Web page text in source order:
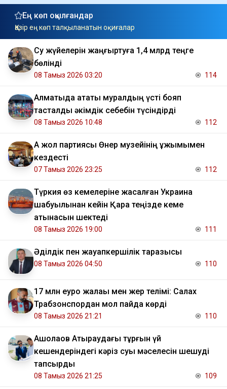
Ең көп оқылғандар
Қазір ең көп талқыланатын оқиғалар
Су жүйелерін жаңғыртуға 1,4 млрд теңге
бөлінді
08 Тамыз 2026 03:20 114
Алматыда атақты муралдың үсті бояп
тасталды әкімдік себебін түсіндірді
08 Тамыз 2026 10:48 112
Ақ жол партиясы Өнер музейінің ұжымымен
кездесті
07 Тамыз 2026 23:25 112
Түркия өз кемелеріне жасалған Украина
шабуылынан кейін Қара теңізде кеме
қатынасын шектеді
08 Тамыз 2026 19:00 111
Әділдік пен жауапкершілік таразысы
08 Тамыз 2026 04:50 110
17 млн еуро жалақы мен жер телімі: Салах
Трабзонспордан мол пайда көрді
08 Тамыз 2026 21:21 110
​Ақшолақов Атыраудағы тұрғын үй
кешендеріндегі кәріз суы мәселесін шешуді
тапсырды
08 Тамыз 2026 21:25 109